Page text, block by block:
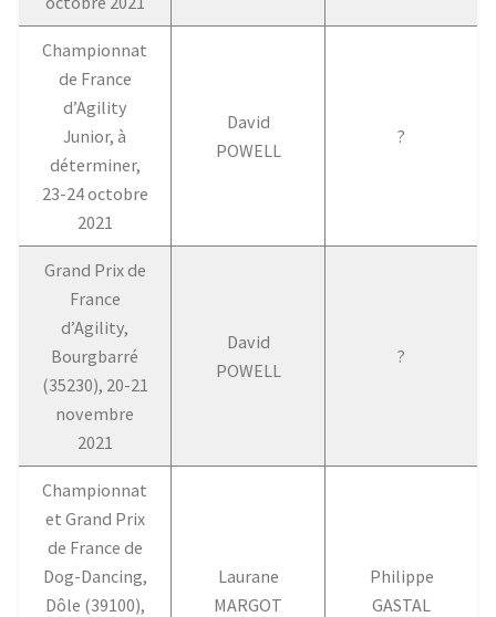
Championnat
de France
d’Agility
Junior, à
déterminer,
23-24 octobre
2021
David
POWELL
?
Grand Prix de
France
d’Agility,
Bourgbarré
(35230), 20-21
novembre
2021
David
POWELL
?
Championnat
et Grand Prix
de France de
Dog-Dancing,
Dôle (39100),
Laurane
MARGOT
Philippe
GASTAL